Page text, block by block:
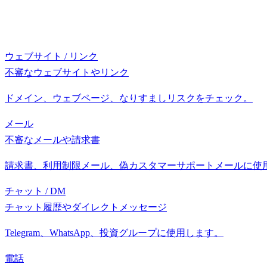
ウェブサイト / リンク
不審なウェブサイトやリンク
ドメイン、ウェブページ、なりすましリスクをチェック。
メール
不審なメールや請求書
請求書、利用制限メール、偽カスタマーサポートメールに使
チャット / DM
チャット履歴やダイレクトメッセージ
Telegram、WhatsApp、投資グループに使用します。
電話